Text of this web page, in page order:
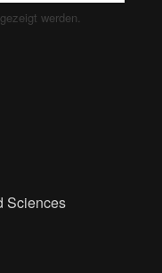
werden.
Sciences